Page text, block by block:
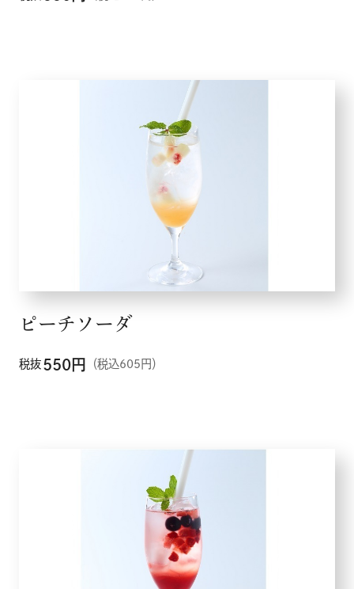
ピーチソーダ
税抜 550円 （税込605円）